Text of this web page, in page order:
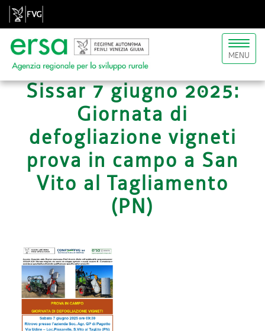
Toggle
MENU
Sissar 7 giugno 2025:
Giornata di
defogliazione vigneti
prova in campo a San
Vito al Tagliamento
(PN)